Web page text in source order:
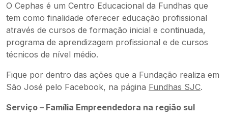
O Cephas é um Centro Educacional da Fundhas que
tem como finalidade oferecer educação profissional
através de cursos de formação inicial e continuada,
programa de aprendizagem profissional e de cursos
técnicos de nível médio.
Fique por dentro das ações que a Fundação realiza em
São José pelo Facebook, na página Fundhas SJC.
Serviço – Família Empreendedora na região sul